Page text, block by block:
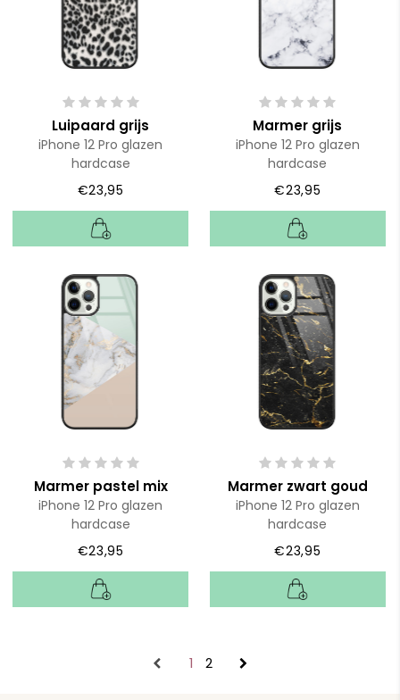
Luipaard grijs
iPhone 12 Pro glazen
hardcase
€23,95
Marmer grijs
iPhone 12 Pro glazen
hardcase
€23,95
Marmer pastel mix
iPhone 12 Pro glazen
hardcase
€23,95
Marmer zwart goud
iPhone 12 Pro glazen
hardcase
€23,95
1 2